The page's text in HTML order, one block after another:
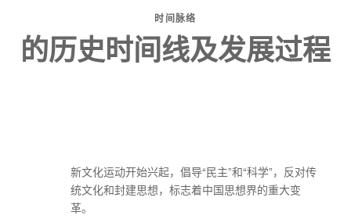
时间脉络
的历史时间线及发展过程
新文化运动开始兴起，倡导“民主”和“科学”，反对传
统文化和封建思想，标志着中国思想界的重大变
革。